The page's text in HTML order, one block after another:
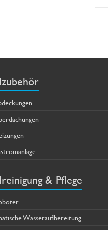
& Pflege
Wasseraufbereitung